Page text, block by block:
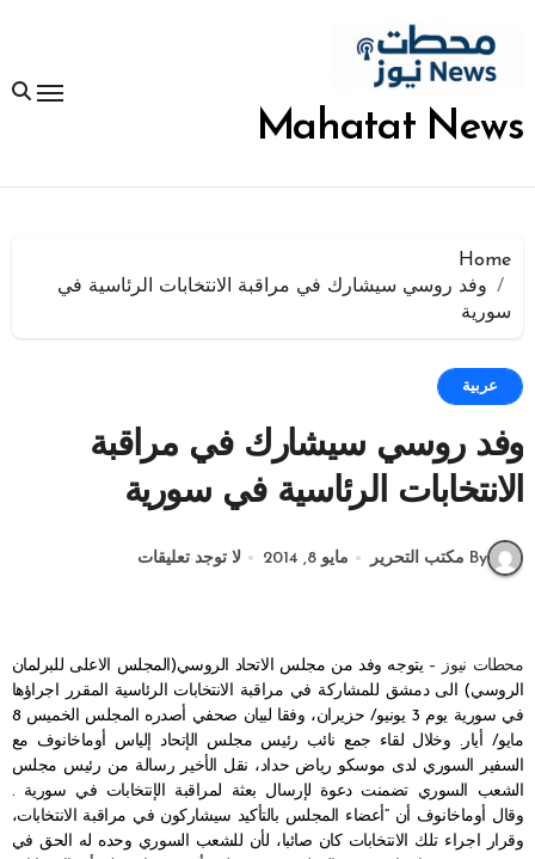
المحتوى
Mahatat News
Home
وفد روسي سيشارك في مراقبة الانتخابات الرئاسية في
سورية
عربية
وفد روسي سيشارك في مراقبة
الانتخابات الرئاسية في سورية
By مكتب التحرير مايو 8, 2014 لا توجد تعليقات
محطات نيوز – يتوجه وفد من مجلس الاتحاد الروسي(المجلس الاعلى للبرلمان
الروسي) الى دمشق للمشاركة في مراقبة الانتخابات الرئاسية المقرر اجراؤها
في سورية يوم 3 يونيو/ حزيران، وفقا لبيان صحفي أصدره المجلس الخميس 8
مايو/ أيار. وخلال لقاء جمع نائب رئيس مجلس الإتحاد إلياس أوماخانوف مع
السفير السوري لدى موسكو رياض حداد، نقل الأخير رسالة من رئيس مجلس
الشعب السوري تضمنت دعوة لإرسال بعثة لمراقبة الإنتخابات في سورية .
وقال أوماخانوف أن “أعضاء المجلس بالتأكيد سيشاركون في مراقبة الانتخابات،
وقرار اجراء تلك الانتخابات كان صائبا، لأن للشعب السوري وحده له الحق في